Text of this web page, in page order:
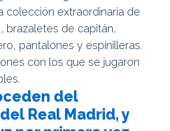
colección extraordinaria de
brazaletes de capitán,
pantalones y espinilleras.
con los que se jugaron
del
Real Madrid, y